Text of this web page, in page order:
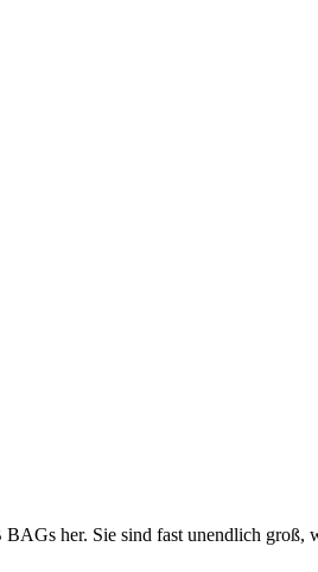
her. Sie sind fast unendlich